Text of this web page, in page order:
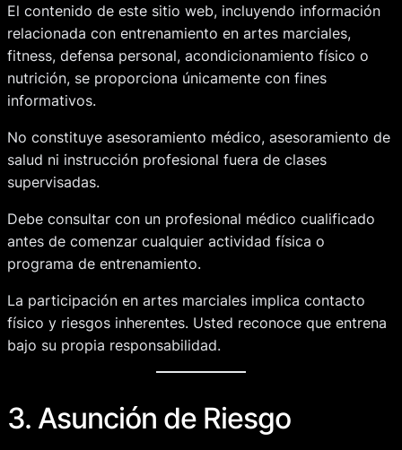
El contenido de este sitio web, incluyendo información
relacionada con entrenamiento en artes marciales,
fitness, defensa personal, acondicionamiento físico o
nutrición, se proporciona únicamente con fines
informativos.
No constituye asesoramiento médico, asesoramiento de
salud ni instrucción profesional fuera de clases
supervisadas.
Debe consultar con un profesional médico cualificado
antes de comenzar cualquier actividad física o
programa de entrenamiento.
La participación en artes marciales implica contacto
físico y riesgos inherentes. Usted reconoce que entrena
bajo su propia responsabilidad.
3. Asunción de Riesgo